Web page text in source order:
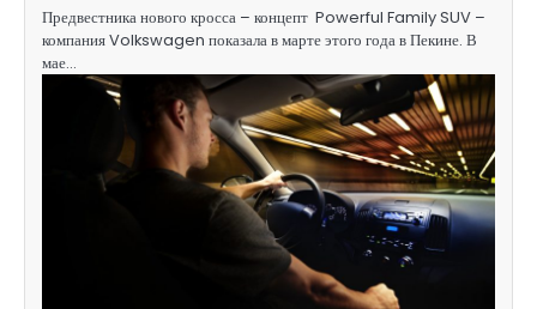
Предвестника нового кросса – концепт Powerful Family SUV –
компания Volkswagen показала в марте этого года в Пекине. В
мае…